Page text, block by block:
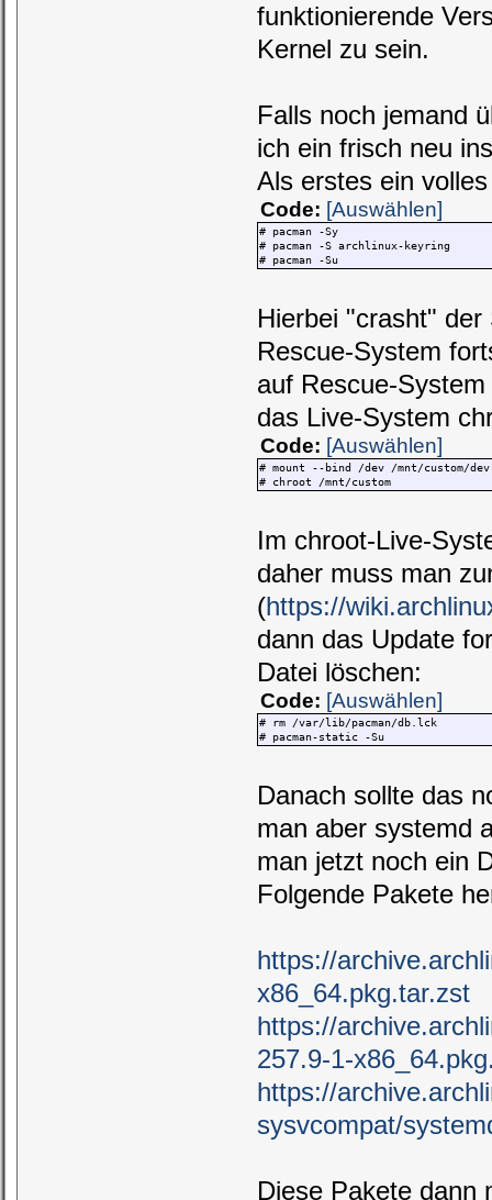
funktionierende
Kernel zu sein.
Falls noch jemand
ich ein frisch neu
Als erstes ein
Code: [Auswählen]
# pacman -Sy
# pacman -S archlinux-keyring
# pacman -Su
Hierbei "crasht"
Rescue-System
auf Rescue-
das Live-System
Code: [Auswählen]
# mount --bind /dev /mnt/custom/
# chroot /mnt/custom
Im chroot-Live-
daher muss man
(https://
dann das Update
Datei löschen:
Code: [Auswählen]
# rm /var/lib/pacman/db.lck
# pacman-static -Su
Danach sollte das
man aber systemd
man jetzt noch ein
Folgende Pakete
https://
x86_64.pkg.tar.zst
https://
257.9-1-
https://
sysvcompat/
Diese Pakete dann